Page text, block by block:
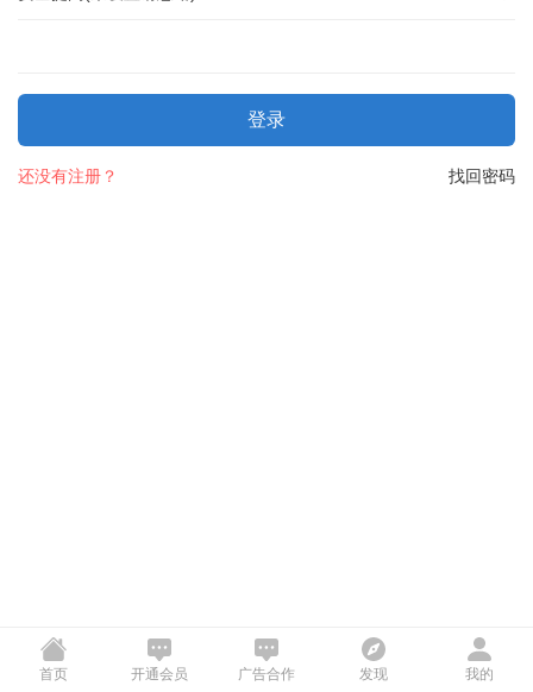
登录
找回密码
还没有注册？
首页 开通会员 广告合作 发现 我的